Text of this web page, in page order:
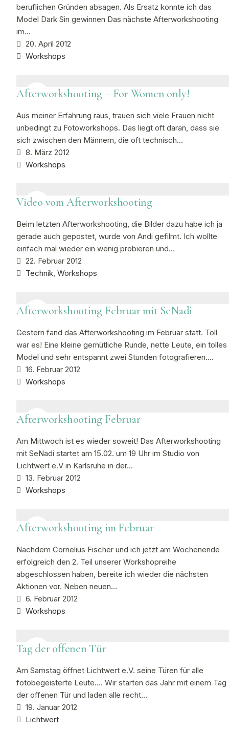
beruflichen Gründen absagen. Als Ersatz konnte ich das
Model Dark Sin gewinnen Das nächste Afterworkshooting
im…
20. April 2012
Workshops
Afterworkshooting – For Women only!
Aus meiner Erfahrung raus, trauen sich viele Frauen nicht
unbedingt zu Fotoworkshops. Das liegt oft daran, dass sie
sich zwischen den Männern, die oft technisch…
8. März 2012
Workshops
Video vom Afterworkshooting
Beim letzten Afterworkshooting, die Bilder dazu habe ich ja
gerade auch gepostet, wurde von Andi gefilmt. Ich wollte
einfach mal wieder ein wenig probieren und…
22. Februar 2012
Technik, Workshops
Afterworkshooting Februar mit SeNadi
Gestern fand das Afterworkshooting im Februar statt. Toll
war es! Eine kleine gemütliche Runde, nette Leute, ein tolles
Model und sehr entspannt zwei Stunden fotografieren.…
16. Februar 2012
Workshops
Afterworkshooting Februar
Am Mittwoch ist es wieder soweit! Das Afterworkshooting
mit SeNadi startet am 15.02. um 19 Uhr im Studio von
Lichtwert e.V in Karlsruhe in der…
13. Februar 2012
Workshops
Afterworkshooting im Februar
Nachdem Cornelius Fischer und ich jetzt am Wochenende
erfolgreich den 2. Teil unserer Workshopreihe
abgeschlossen haben, bereite ich wieder die nächsten
Aktionen vor. Neben neuen…
6. Februar 2012
Workshops
Tag der offenen Tür
Am Samstag öffnet Lichtwert e.V. seine Türen für alle
fotobegeisterte Leute…. Wir starten das Jahr mit einem Tag
der offenen Tür und laden alle recht…
19. Januar 2012
Lichtwert